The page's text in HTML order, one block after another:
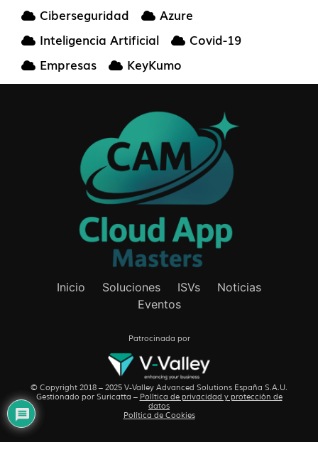
Ciberseguridad
Azure
Inteligencia Artificial
Covid-19
Empresas
KeyKumo
Inicio Soluciones ISVs
Noticias
Eventos
Patrocinada por
© Copyright 2018 – 2025 V-Valley Advanced Solutions España S.A.U.
Gestionado por Suricatta – Política de privacidad y protección de
datos
Política de Cookies